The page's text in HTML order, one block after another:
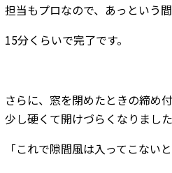
担当もプロなので、あっという
15分くらいで完了です。
さらに、窓を閉めたときの締め
少し硬くて開けづらくなりました
「これで隙間風は入ってこない